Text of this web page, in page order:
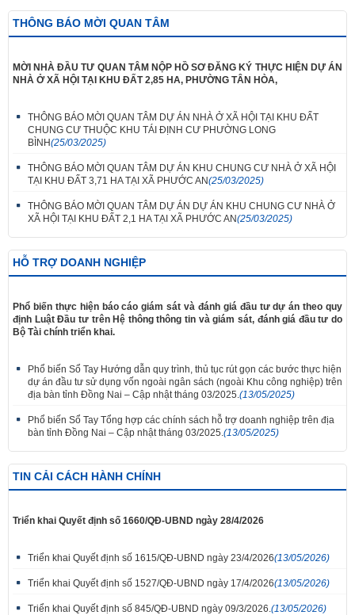
THÔNG BÁO MỜI QUAN TÂM
MỜI NHÀ ĐẦU TƯ QUAN TÂM NỘP HỒ SƠ ĐĂNG KÝ THỰC HIỆN DỰ ÁN
NHÀ Ở XÃ HỘI TẠI KHU ĐẤT 2,85 HA, PHƯỜNG TÂN HÒA,
THÔNG BÁO MỜI QUAN TÂM DỰ ÁN NHÀ Ở XÃ HỘI TẠI KHU ĐẤT
CHUNG CƯ THUỘC KHU TÁI ĐỊNH CƯ PHƯỜNG LONG
BÌNH(25/03/2025)
THÔNG BÁO MỜI QUAN TÂM DỰ ÁN KHU CHUNG CƯ NHÀ Ở XÃ HỘI
TẠI KHU ĐẤT 3,71 HA TẠI XÃ PHƯỚC AN(25/03/2025)
THÔNG BÁO MỜI QUAN TÂM DỰ ÁN DỰ ÁN KHU CHUNG CƯ NHÀ Ở
XÃ HỘI TẠI KHU ĐẤT 2,1 HA TẠI XÃ PHƯỚC AN(25/03/2025)
HỖ TRỢ DOANH NGHIỆP
Phổ biến thực hiện báo cáo giám sát và đánh giá đầu tư dự án theo quy
định Luật Đầu tư trên Hệ thông thông tin và giám sát, đánh giá đầu tư do
Bộ Tài chính triển khai.
Phổ biến Sổ Tay Hướng dẫn quy trình, thủ tục rút gọn các bước thực hiện
dự án đầu tư sử dụng vốn ngoài ngân sách (ngoài Khu công nghiệp) trên
địa bàn tỉnh Đồng Nai – Cập nhật tháng 03/2025. (13/05/2025)
Phổ biến Sổ Tay Tổng hợp các chính sách hỗ trợ doanh nghiệp trên địa
bàn tỉnh Đồng Nai – Cập nhật tháng 03/2025. (13/05/2025)
TIN CẢI CÁCH HÀNH CHÍNH
Triển khai Quyết định số 1660/QĐ-UBND ngày 28/4/2026
Triển khai Quyết định số 1615/QĐ-UBND ngày 23/4/2026(13/05/2026)
Triển khai Quyết định số 1527/QĐ-UBND ngày 17/4/2026(13/05/2026)
Triển khai Quyết định số 845/QĐ-UBND ngày 09/3/2026. (13/05/2026)